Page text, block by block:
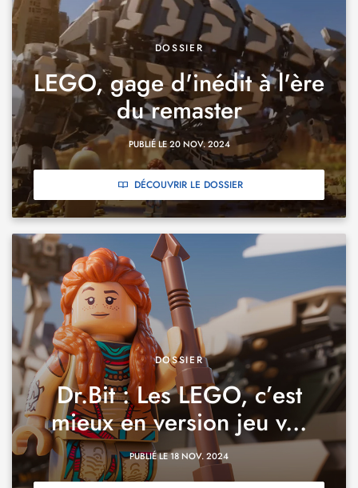
DOSSIER
LEGO, gage d'inédit à l'ère
du remaster
PUBLIÉ LE 20 NOV. 2024
DÉCOUVRIR LE DOSSIER
DOSSIER
Dr.Bit : Les LEGO, c’est
mieux en version jeu v...
PUBLIÉ LE 18 NOV. 2024